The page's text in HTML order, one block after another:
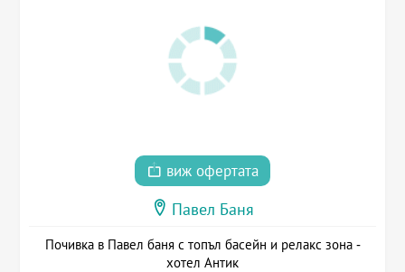
виж офертата
Павел Баня
Почивка в Павел баня с топъл басейн и релакс зона -
хотел Антик